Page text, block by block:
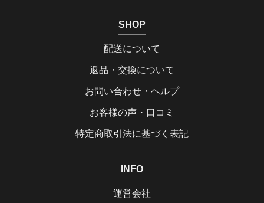
SHOP
配送について
返品・交換について
お問い合わせ・ヘルプ
お客様の声・口コミ
特定商取引法に基づく表記
INFO
運営会社